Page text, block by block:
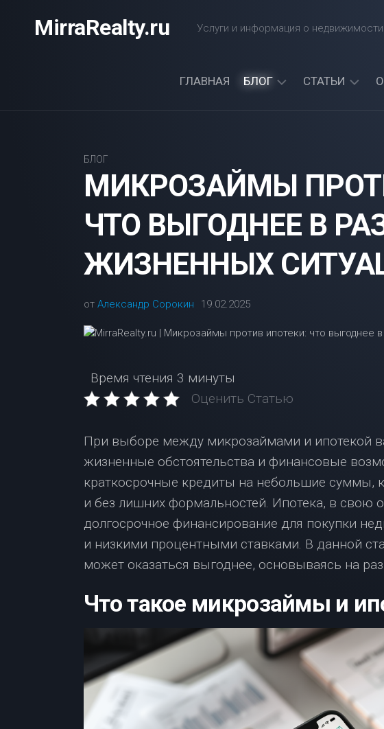
содержаниюMirraRealty.ru Услуги и информация о
ГЛАВНАЯ БЛОГ СТАТЬИ
ИНОСТРАННЫМ
ГРАЖДАНАМ?
ЛУЧШИЙ
БАНК
СЕБЯ!
ИПОТЕКУ
ЕСТЬ
ИПОТЕКА
МОСКВЕ:
ЧТО
ЗНАТЬ?
БЛОГ
МИКРОЗАЙМЫ
ЧТО ВЫГОДНЕЕ В
ЖИЗНЕННЫХ
от Александр Сорокин 19.02.2025
Время чтения 3 минуты
Оценить Статью
При выборе между микрозаймами и ипотекой
жизненные обстоятельства и финансовые
краткосрочные кредиты на небольшие суммы,
и без лишних формальностей. Ипотека, в свою
долгосрочное финансирование для покупки
и низкими процентными ставками. В данной
может оказаться выгоднее, основываясь на
Что такое микрозаймы и